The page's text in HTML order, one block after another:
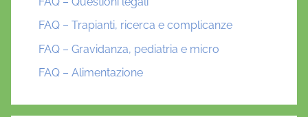
FAQ – Trapianti, ricerca e complicanze
FAQ – Gravidanza, pediatria e micro
FAQ – Alimentazione